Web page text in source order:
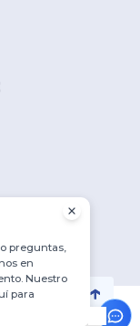
Política de
preguntas,
en
Nuestro
para